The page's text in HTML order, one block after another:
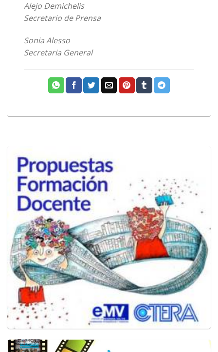
Alejo Demichelis
Secretario de Prensa
Sonia Alesso
Secretaria General